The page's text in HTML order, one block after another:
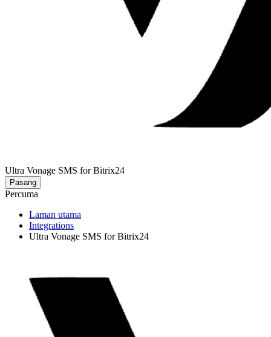
Ultra Vonage SMS for Bitrix24
Pasang
Percuma
Laman utama
Integrations
Ultra Vonage SMS for Bitrix24